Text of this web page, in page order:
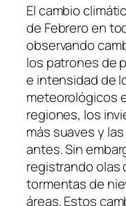
El cambio
de Febrero en
observando
los patrones de
e intensidad de
meteorológicos
regiones, los
más suaves y
antes. Sin
registrando olas
tormentas de
áreas. Estos